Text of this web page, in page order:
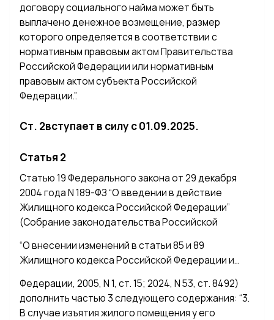
договору социального найма может быть
выплачено денежное возмещение, размер
которого определяется в соответствии с
нормативным правовым актом Правительства
Российской Федерации или нормативным
правовым актом субъекта Российской
Федерации.”.
Ст. 2вступает в силу с 01.09.2025.
Статья 2
Статью 19 Федерального закона от 29 декабря
2004 года N 189-ФЗ “О введении в действие
Жилищного кодекса Российской Федерации”
(Собрание законодательства Российской
“О внесении изменений в статьи 85 и 89
Жилищного кодекса Российской Федерации и…
Федерации, 2005, N 1, ст. 15; 2024, N 53, ст. 8492)
дополнить частью 3 следующего содержания: “3.
В случае изъятия жилого помещения у его